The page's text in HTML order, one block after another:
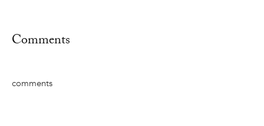
Comments
comments